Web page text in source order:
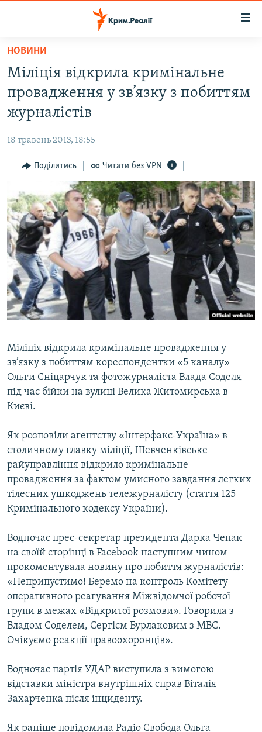
Перейти
основного
матеріалу
Перейти
до
основної
навігації
Перейти
пошуку
ВОДА.КРИМ
ВІДЕО ТА ФОТО
БЛОГИ
ПОГЛЯД
ІНТЕРВ'Ю
ВСЕ ЗА ДЕНЬ
СПЕЦПРОЕКТИ
ДЕПОРТАЦІЯ
ВІДЕОУРОКИ «ELIFBE»
СВІДЧЕННЯ ОКУПАЦІЇ
УКРАЇНСЬКА ПРОБЛЕМА КРИМУ
ЯК ОБІЙТИ БЛОКУВАННЯ
Русский
Qırımtatar
Усі сайти RFE/RL
НОВИНИ
Міліція відкрила кримінальне
провадження у зв’язку з побиттям
журналістів
18 травень 2013, 18:55
Поділитись Читати без VPN
Міліція відкрила кримінальне провадження у
зв’язку з побиттям кореспондентки «5 каналу»
Ольги Сніцарчук та фотожурналіста Влада Соделя
під час бійки на вулиці Велика Житомирська в
Києві.
Як розповіли агентству «Інтерфакс-Україна» в
столичному главку міліції, Шевченківське
райуправління відкрило кримінальне
провадження за фактом умисного завдання легких
тілесних ушкоджень тележурналісту (стаття 125
Кримінального кодексу України).
Водночас прес-секретар президента Дарка Чепак
на своїй сторінці в Facebook наступним чином
прокоментувала новину про побиття журналістів:
«Неприпустимо! Беремо на контроль Комітету
оперативного реагування Міжвідомчої робочої
групи в межах «Відкритої розмови». Говорила з
Владом Соделем, Сергієм Бурлаковим з МВС.
Очікуємо реакції правоохоронців».
Водночас партія УДАР виступила з вимогою
відставки міністра внутрішніх справ Віталія
Захарченка після інциденту.
Як раніше повідомила Радіо Свобода Ольга